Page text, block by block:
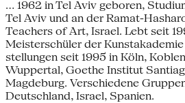
... 1962 in Tel Aviv geboren,
Tel Aviv und an der Ramat-
Teachers of Art, Israel. Lebt seit
Meisterschüler der
stellungen seit 1995 in Köln,
Wuppertal, Goethe Institut
Magdeburg. Verschiedene
Deutschland, Israel, Spanien.